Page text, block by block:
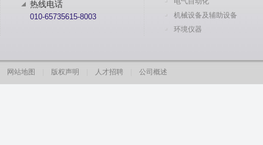
热线电话
010-65735615-8003
机械设备及辅助设备
环境仪器
网站地图 版权声明 人才招聘 公司概述